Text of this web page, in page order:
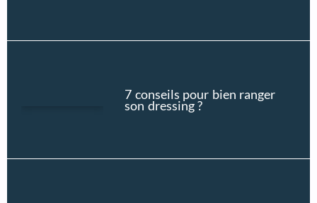
7 conseils pour bien ranger
son dressing ?